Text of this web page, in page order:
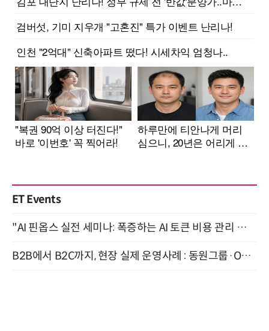
ET Events
"AI 핀옵스 실전 세미나: 폭증하는 AI 토큰 비용 관리 전략" 8월 21일 개최
B2B에서 B2C까지, 현장 실제 운영사례 : 동원그룹·OCI·다이닝브랜즈그룹·당근 (8/27)